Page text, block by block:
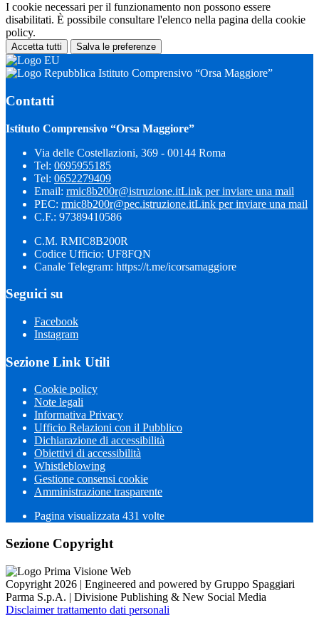
I cookie necessari per il funzionamento non possono essere
disabilitati. È possibile consultare l'elenco nella pagina della cookie
policy.
Accetta tutti Salva le preferenze
Istituto Comprensivo “Orsa Maggiore”
Contatti
Istituto Comprensivo “Orsa Maggiore”
Via delle Costellazioni, 369 - 00144 Roma
Tel: 0695955185
Tel: 0652279409
Email: rmic8b200r@istruzione.itLink per inviare una mail
PEC: rmic8b200r@pec.istruzione.itLink per inviare una mail
C.F.: 97389410586
C.M. RMIC8B200R
Codice Ufficio: UF8FQN
Canale Telegram: https://t.me/icorsamaggiore
Seguici su
Facebook
Instagram
Sezione Link Utili
Cookie policy
Note legali
Informativa Privacy
Ufficio Relazioni con il Pubblico
Dichiarazione di accessibilità
Obiettivi di accessibilità
Whistleblowing
Gestione consensi cookie
Amministrazione trasparente
Pagina visualizzata 431 volte
Sezione Copyright
Copyright 2026 | Engineered and powered by Gruppo Spaggiari
Parma S.p.A. | Divisione Publishing & New Social Media
Disclaimer trattamento dati personali